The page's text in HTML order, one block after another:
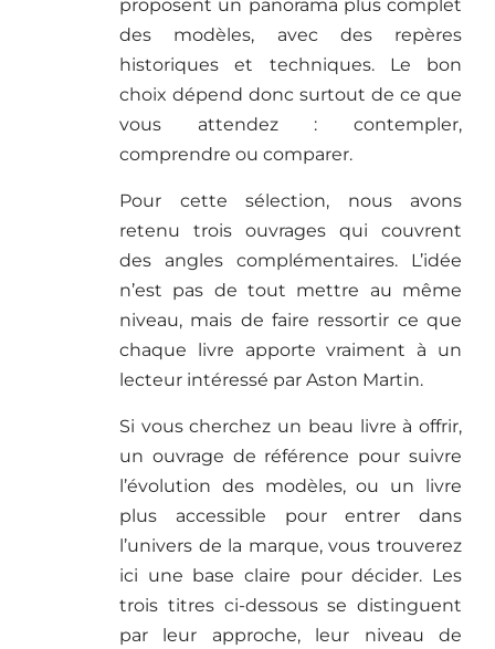
proposent un panorama plus complet
des modèles, avec des repères
historiques et techniques. Le bon
choix dépend donc surtout de ce que
vous attendez : contempler,
comprendre ou comparer.
Pour cette sélection, nous avons
retenu trois ouvrages qui couvrent
des angles complémentaires. L’idée
n’est pas de tout mettre au même
niveau, mais de faire ressortir ce que
chaque livre apporte vraiment à un
lecteur intéressé par Aston Martin.
Si vous cherchez un beau livre à offrir,
un ouvrage de référence pour suivre
l’évolution des modèles, ou un livre
plus accessible pour entrer dans
l’univers de la marque, vous trouverez
ici une base claire pour décider. Les
trois titres ci-dessous se distinguent
par leur approche, leur niveau de